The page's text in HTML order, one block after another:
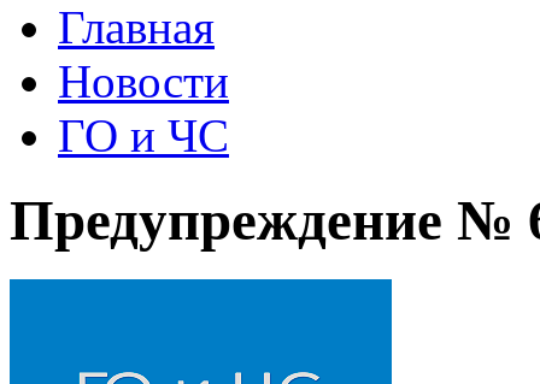
Главная
Новости
ГО и ЧС
Предупреждение №